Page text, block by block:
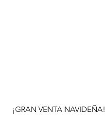
¡GRAN VENTA NAVIDEÑA!